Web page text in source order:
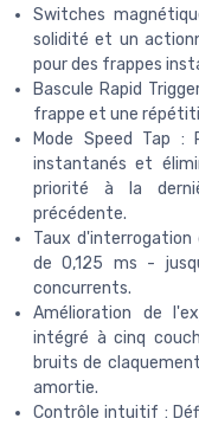
Switches
solidité et un
pour des frappes
Bascule Rapid
frappe et une
Mode Speed Tap :
instantanés et
priorité à la
précédente.
Taux d'interrogation
de 0,125 ms -
concurrents.
Amélioration de
intégré à cinq
bruits de
amortie.
Contrôle intuitif :